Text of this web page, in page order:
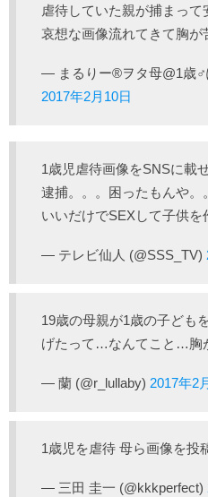
虐待していた親が捕まっ
哀想な画像流れてきて胸
— まるりー®︎ヲタ母@1歳♂
2017年2月10日
1歳児虐待画像をSNSに載
逮捕。。。困ったもんや。
いいだけでSEXして子供を
— テレビ仙人 (@SSS_TV)
19歳の母親が1歳の子ども
げたって…なんてこと…胸
— 蘭 (@r_lullaby) 2017年2
1歳児を虐待 母ら画像を投
— 三田 圭一 (@kkkperfect)